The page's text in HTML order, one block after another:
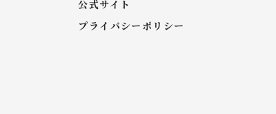
公式サイト
プライバシーポリシー